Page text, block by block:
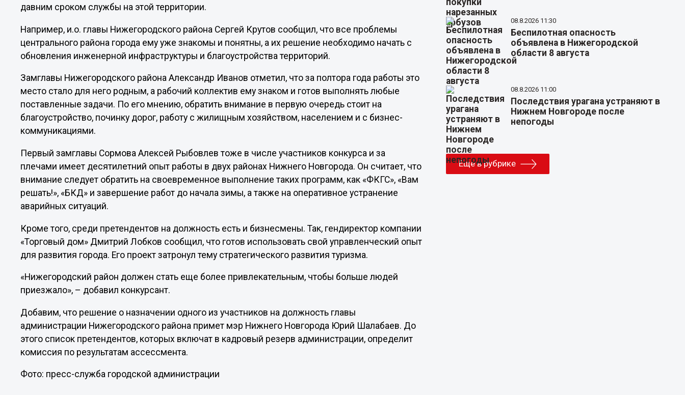
давним сроком службы на этой территории.
Например, и.о. главы Нижегородского района Сергей Крутов сообщил, что все проблемы
центрального района города ему уже знакомы и понятны, а их решение необходимо начать с
обновления инженерной инфраструктуры и благоустройства территорий.
Замглавы Нижегородского района Александр Иванов отметил, что за полтора года работы это
место стало для него родным, а рабочий коллектив ему знаком и готов выполнять любые
поставленные задачи. По его мнению, обратить внимание в первую очередь стоит на
благоустройство, починку дорог, работу с жилищным хозяйством, населением и с бизнес-
коммуникациями.
Первый замглавы Сормова Алексей Рыбовлев тоже в числе участников конкурса и за
плечами имеет десятилетний опыт работы в двух районах Нижнего Новгорода. Он считает, что
внимание следует обратить на своевременное выполнение таких программ, как «ФКГС», «Вам
решать!», «БКД» и завершение работ до начала зимы, а также на оперативное устранение
аварийных ситуаций.
Кроме того, среди претендентов на должность есть и бизнесмены. Так, гендиректор компании
«Торговый дом» Дмитрий Лобков сообщил, что готов использовать свой управленческий опыт
для развития города. Его проект затронул тему стратегического развития туризма.
«Нижегородский район должен стать еще более привлекательным, чтобы больше людей
приезжало», – добавил конкурсант.
Добавим, что решение о назначении одного из участников на должность главы
администрации Нижегородского района примет мэр Нижнего Новгорода Юрий Шалабаев. До
этого список претендентов, которых включат в кадровый резерв администрации, определит
комиссия по результатам ассессмента.
Фото: пресс-служба городской администрации
08.8.2026 11:30
Беспилотная опасность
объявлена в Нижегородской
области 8 августа
08.8.2026 11:00
Последствия урагана устраняют в
Нижнем Новгороде после
непогоды
Еще в рубрике